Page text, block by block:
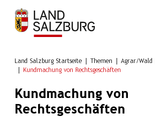
Zum Hauptinhalt springen
Land Salzburg Startseite Themen Agrar/Wald
Kundmachung von Rechtsgeschäften
Kundmachung von
Rechtsgeschäften